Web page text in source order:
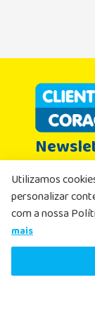
R$46,99
Cadastre-
Nome
Li e
Utilizamos
personalizar
com a nossa
mais